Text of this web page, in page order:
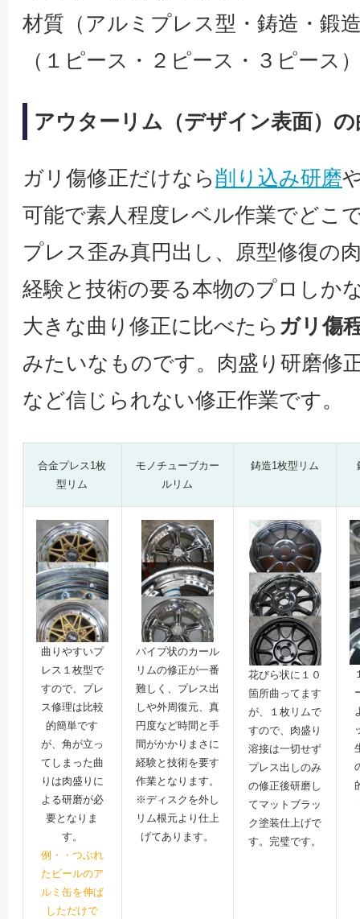
材質（アルミプレス型・鋳造・鍛
（１ピース・２ピース・３ピース
アウターリム（デザイン表面）の
ガリ傷修正だけなら削り込み研磨
可能で素人程度レベル作業でどこ
プレス歪み真円出し、原型修復の
経験と技術の要る本物のプロしか
大きな曲り修正に比べたら ガリ傷
みたいなものです。肉盛り研磨修
など信じられない修正作業です。
合金プレス1枚
型リム
モノチューブカー
ルリム
鋳造1枚型リム
曲りやすいプ
レス１枚型で
すので、プレ
ス修理は比較
的簡単です
が、角が立っ
てしまった曲
りは肉盛りに
よる研磨が必
要となりま
す。
例・・つぶれ
たビールのア
ルミ缶を伸ば
しただけで
パイプ状のカール
リムの修正が一番
難しく、プレス出
しや外周復元、真
円度など時間と手
間がかかりまさに
経験と技術を要す
作業となります。
※ディスクを外し
リム根元より仕上
げてあります。
花びら状に１０
箇所曲ってます
が、１枚リムで
すので、肉盛り
溶接は一切せず
プレス出しのみ
の修正後研磨し
てマットブラッ
ク塗装仕上げで
す。完璧です。